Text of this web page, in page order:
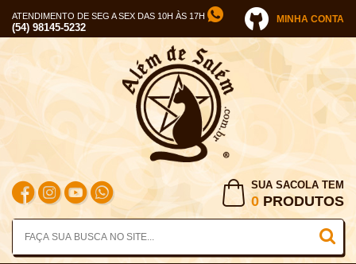
ATENDIMENTO DE SEG A SEX DAS 10H ÀS 17H
(54) 98145-5232
MINHA CONTA
SUA SACOLA TEM
0 PRODUTOS